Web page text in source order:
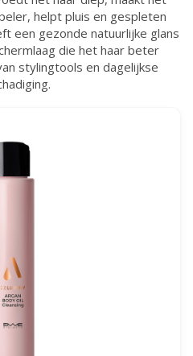
helpt pluis en gespleten
een gezonde natuurlijke glans
die het haar beter
stylingtools en dagelijkse